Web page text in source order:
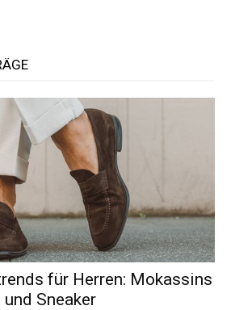
für Herren: Mokassins
und Sneaker